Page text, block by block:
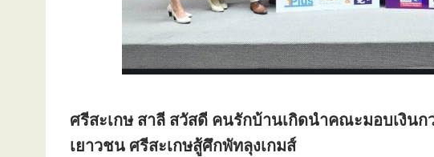
ศรีสะเกษ สาลี สวัสดี คนรักบ้านเกิดนำคณะมอบเงิน
เยาวชน ศรีสะเกษสู้ศึกพัทลุงเกมส์